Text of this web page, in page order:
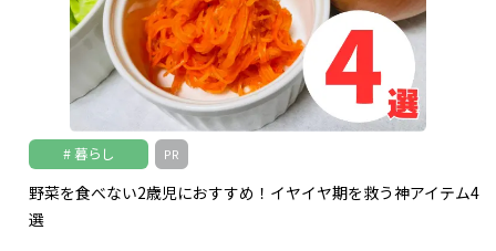
暮らし PR
野菜を食べない2歳児におすすめ！イヤイヤ期を救う神アイテム4
選